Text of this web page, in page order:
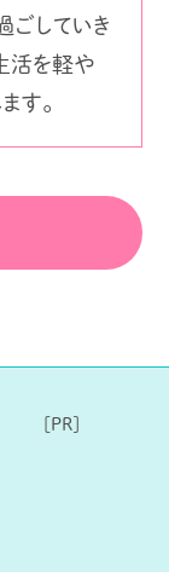
ごしていき
活を軽や
す。